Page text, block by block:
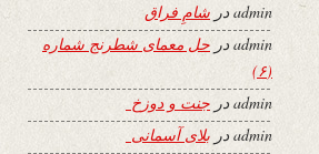
adminدر شامِ فراق
adminدر حل معمای شطرنج شماره
(۶)
adminدر جنت و دوزخ
adminدر بلای آسمانی